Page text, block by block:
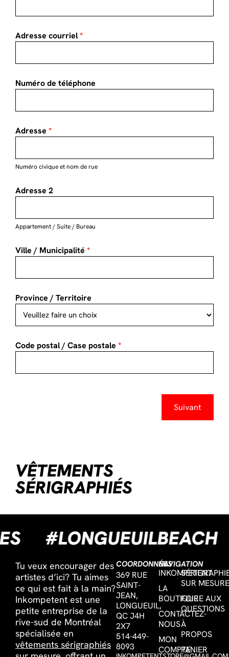
Adresse courriel*
Numéro de téléphone
Adresse *
N­­uméro civique et nom de rue
Adresse 2
Appartement / Suite / Bureau
Ville / Municipalité *
Province / Territoire
Code postal / Case postale *
Suivant
VÊTEMENTS
SÉRIGRAPHIÉS
Tu veux encourager des
artistes d’ici? Tu aimes
ce qui est fait à la main?
Inkompetent est une
petite entreprise de la
rive-sud de Montréal
spécialisée en
vêtements sérigraphiés
COORDONNÉES
369 RUE
SAINT-
JEAN,
LONGUEUIL,
QC J4H
2X7
514-449-
8093
NAVIGATION
INKOMPETENT
LA
BOUTIQUE
CONTACTEZ-
NOUS
MON
COMPTE
SUR
FOIRE AUX
QUESTIONS
À
PROPOS
PANIER